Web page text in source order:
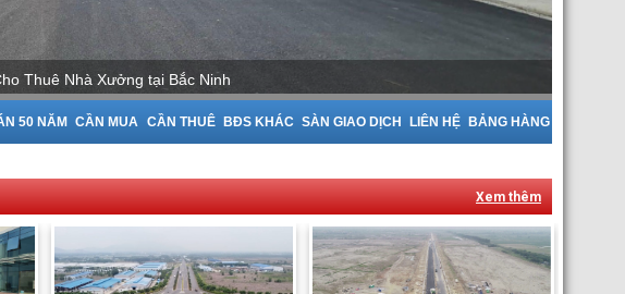
50 NĂM CẦN MUA CẦN THUÊ BĐS KHÁC SÀN GIAO DỊCH LIÊN HỆ BẢNG HÀNG
Xem thêm